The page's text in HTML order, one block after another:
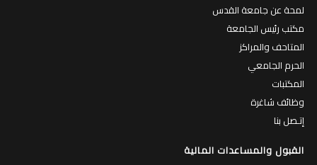
لمحة عن جامعة القدس
مكتب رئيس الجامعة
المتاحف والمراكز
الحرم الجامعي
المكتبات
وظائف شاغرة
إتـصل بنا
القبول والمساعدات المالية